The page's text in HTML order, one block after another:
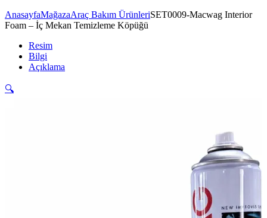
AnasayfaMağazaAraç Bakım ÜrünleriSET0009-Macwag Interior
Foam – İç Mekan Temizleme Köpüğü
Resim
Bilgi
Açıklama
🔍